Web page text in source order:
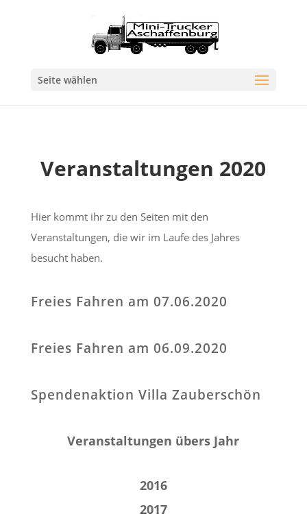
Seite wählen
Veranstaltungen 2020
Hier kommt ihr zu den Seiten mit den
Veranstaltungen, die wir im Laufe des Jahres
besucht haben.
Freies Fahren am 07.06.2020
Freies Fahren am 06.09.2020
Spendenaktion Villa Zauberschön
Veranstaltungen übers Jahr
2016
2017